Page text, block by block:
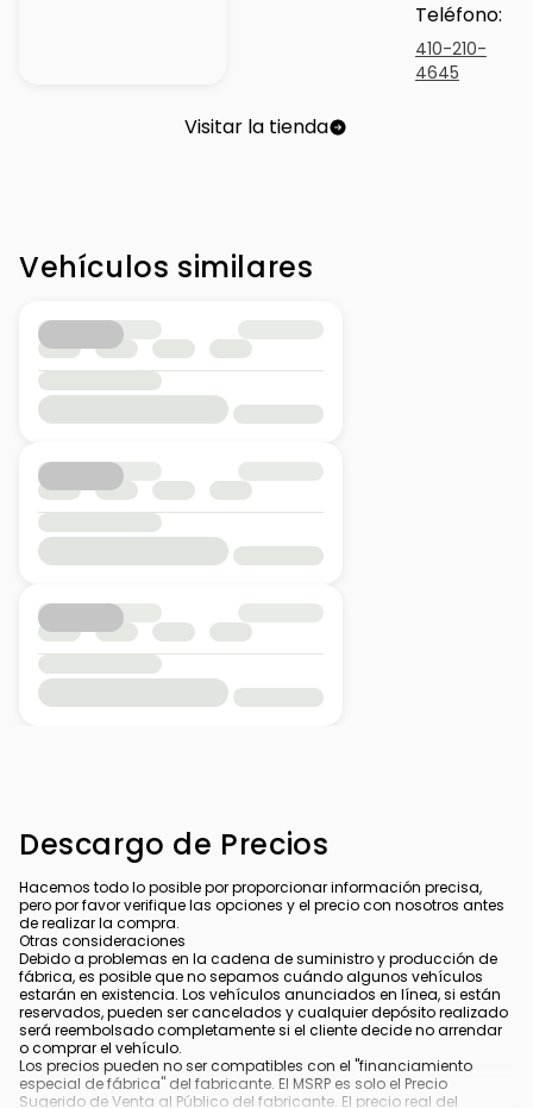
Teléfono:
410-210-
4645
Visitar la tienda
Vehículos similares
Descargo de Precios
Hacemos todo lo posible por proporcionar información precisa,
pero por favor verifique las opciones y el precio con nosotros antes
de realizar la compra.
Otras consideraciones
Debido a problemas en la cadena de suministro y producción de
fábrica, es posible que no sepamos cuándo algunos vehículos
estarán en existencia. Los vehículos anunciados en línea, si están
reservados, pueden ser cancelados y cualquier depósito realizado
será reembolsado completamente si el cliente decide no arrendar
o comprar el vehículo.
Los precios pueden no ser compatibles con el "financiamiento
especial de fábrica" del fabricante. El MSRP es solo el Precio
Sugerido de Venta al Público del fabricante. El precio real del